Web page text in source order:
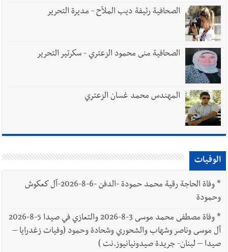
الصحافية رئيفة ديب الملاّح - مديرة التحرير
الصحافية منى محمود الزعتري - سكرتير التحرير
المهندس محمد غسان الزعتري
الوفيات
*
وفاة الحاجة رقية محمد حمودة -الدفن -6-8-2026-آل كعكوش
وحمودة
*
وفاة مصطفى محمد موسى 3-8-2026 والتعازي في صيدا 5-8-2026
آل موسى وناصر وشهاب والشحوري وشحادة وحمود (وفيات زغدرايا –
صيدا – لبنان- جريدة صيدونيانيوز.نت )